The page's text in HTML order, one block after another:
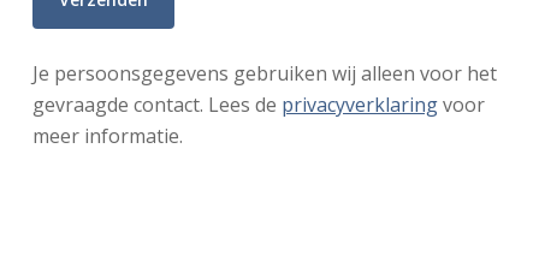
Je persoonsgegevens gebruiken wij alleen voor het
gevraagde contact. Lees de privacyverklaringvoor
meer informatie.